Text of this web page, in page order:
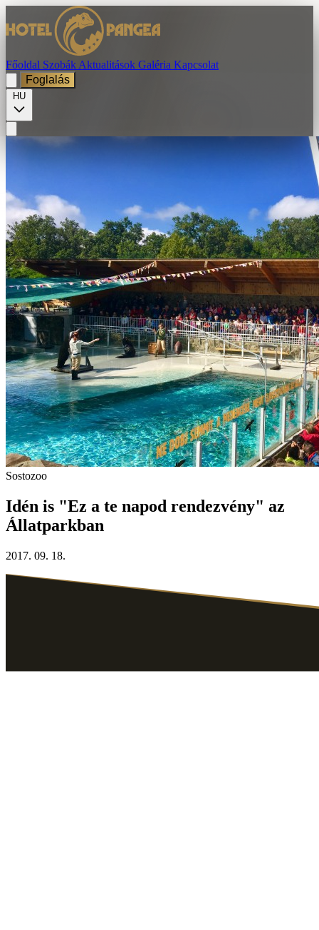
Főoldal Szobák Aktualitások Galéria Kapcsolat
Foglalás
HU
Sostozoo
Idén is "Ez a te napod rendezvény" az
Állatparkban
2017. 09. 18.